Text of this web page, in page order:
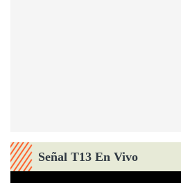
Señal T13 En Vivo